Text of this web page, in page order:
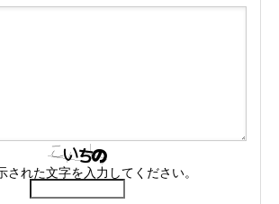
された文字を入力してください。